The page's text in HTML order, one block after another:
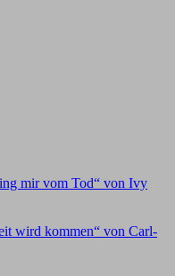
mir vom Tod“ von Ivy
wird kommen“ von Carl-